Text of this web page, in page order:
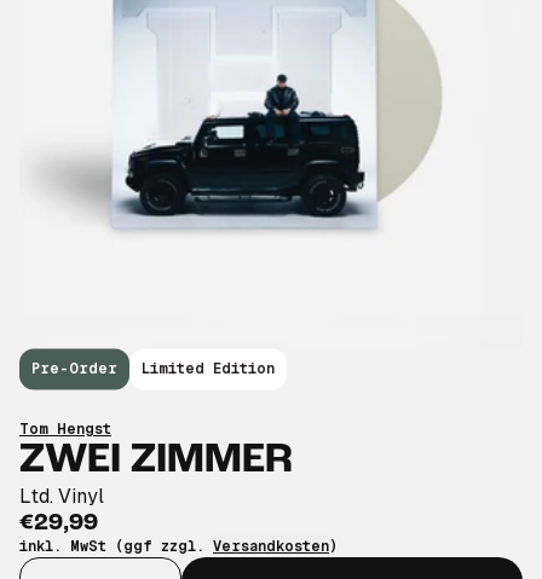
Tom Hengst
ZWEI ZIMMER
Ltd. Vinyl
€29,99
inkl. MwSt (ggf zzgl. Versandkosten)
Anzahl
Pre-Order Limited Edition